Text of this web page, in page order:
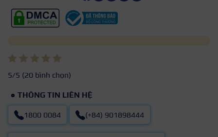
5/5 (20 bình chọn)
THÔNG TIN LIÊN HỆ
1800 0084 (+84) 901898444